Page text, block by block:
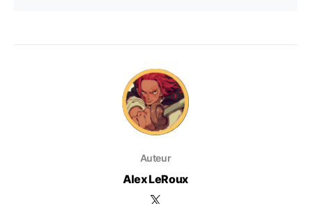
Auteur
Alex LeRoux